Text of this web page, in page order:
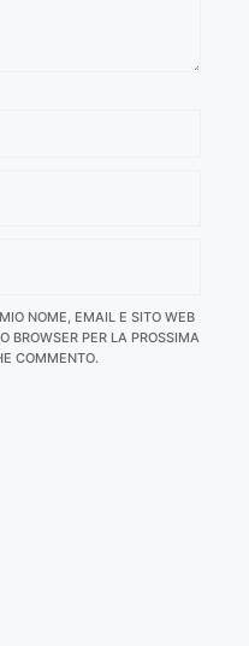
NOME, EMAIL E SITO WEB
BROWSER PER LA PROSSIMA
COMMENTO.